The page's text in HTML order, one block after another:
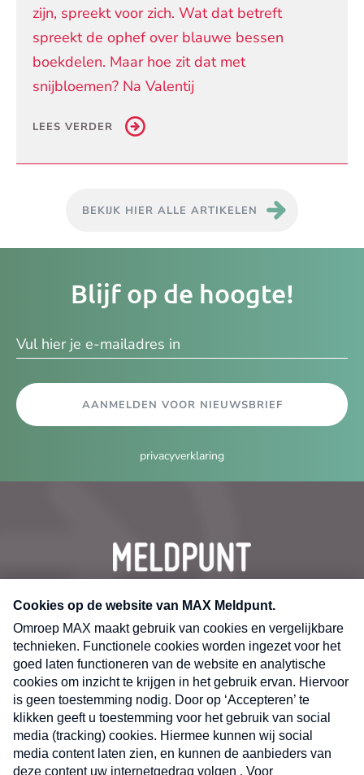
zijn, spreekt voor zich. Wat dat betreft
spreekt de ophef over blauwe bessen
boekdelen. Maar hoe zit dat met
snijbloemen? Na Valentij
LEES VERDER
BEKIJK HIER ALLE ARTIKELEN
Blijf op de hoogte!
AANMELDEN VOOR NIEUWSBRIEF
privacyverklaring
CONTACT
Volg ons op